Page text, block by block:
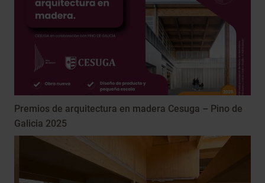
Premios de arquitectura en madera Cesuga – Pino de
Galicia 2025